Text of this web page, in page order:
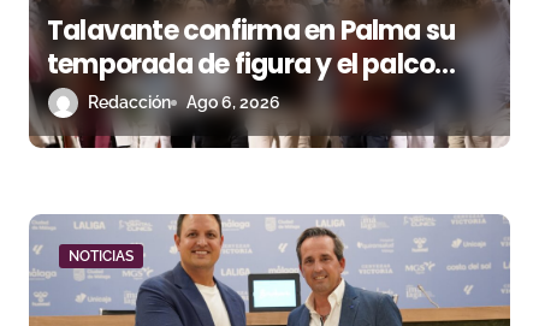
sTalavante confirma en Palma su
temporada de figura y el palco
niega el premio a Roca Rey
Redacción Ago 6, 2026
NOTICIAS